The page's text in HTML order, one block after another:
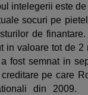
intelegerii este
socuri pe
de
in valoare tot de 2
fost semnat in
pe care
din 2009.